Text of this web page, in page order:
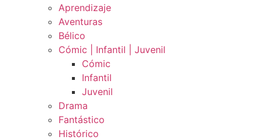
Aprendizaje
Aventuras
Bélico
Cómic | Infantil | Juvenil
Cómic
Infantil
Juvenil
Drama
Fantástico
Histórico